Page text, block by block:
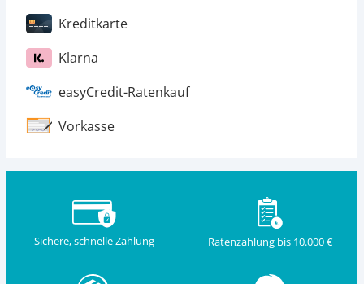
Kreditkarte
Klarna
easyCredit-Ratenkauf
Vorkasse
Sichere, schnelle Zahlung Ratenzahlung bis 10.000 €